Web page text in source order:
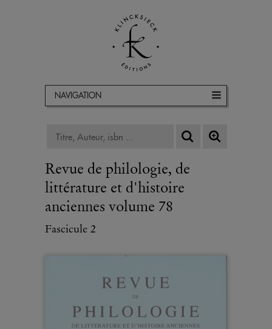
NAVIGATION
Revue de philologie, de
littérature et d'histoire
anciennes volume 78
Fascicule 2